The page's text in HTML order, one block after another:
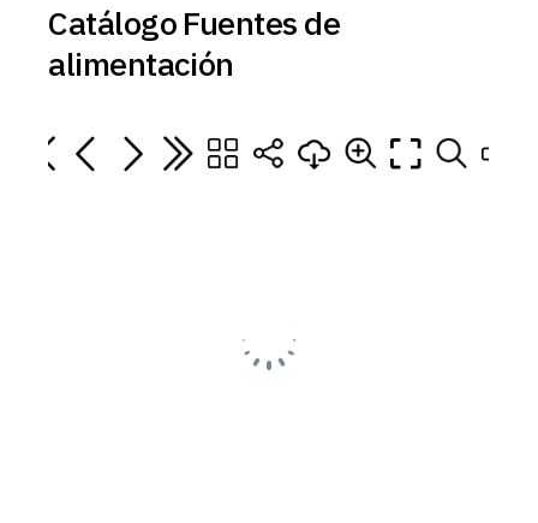
Catálogo Fuentes de
alimentación